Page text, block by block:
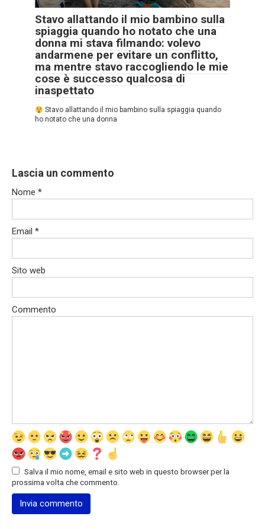
Stavo allattando il mio bambino sulla
spiaggia quando ho notato che una
donna mi stava filmando: volevo
andarmene per evitare un conflitto,
ma mentre stavo raccogliendo le mie
cose è successo qualcosa di
inaspettato
Stavo allattando il mio bambino sulla spiaggia quando
ho notato che una donna
Lascia un commento
Nome *
Email *
Sito web
Commento
Salva il mio nome, email e sito web in questo browser per la
prossima volta che commento.